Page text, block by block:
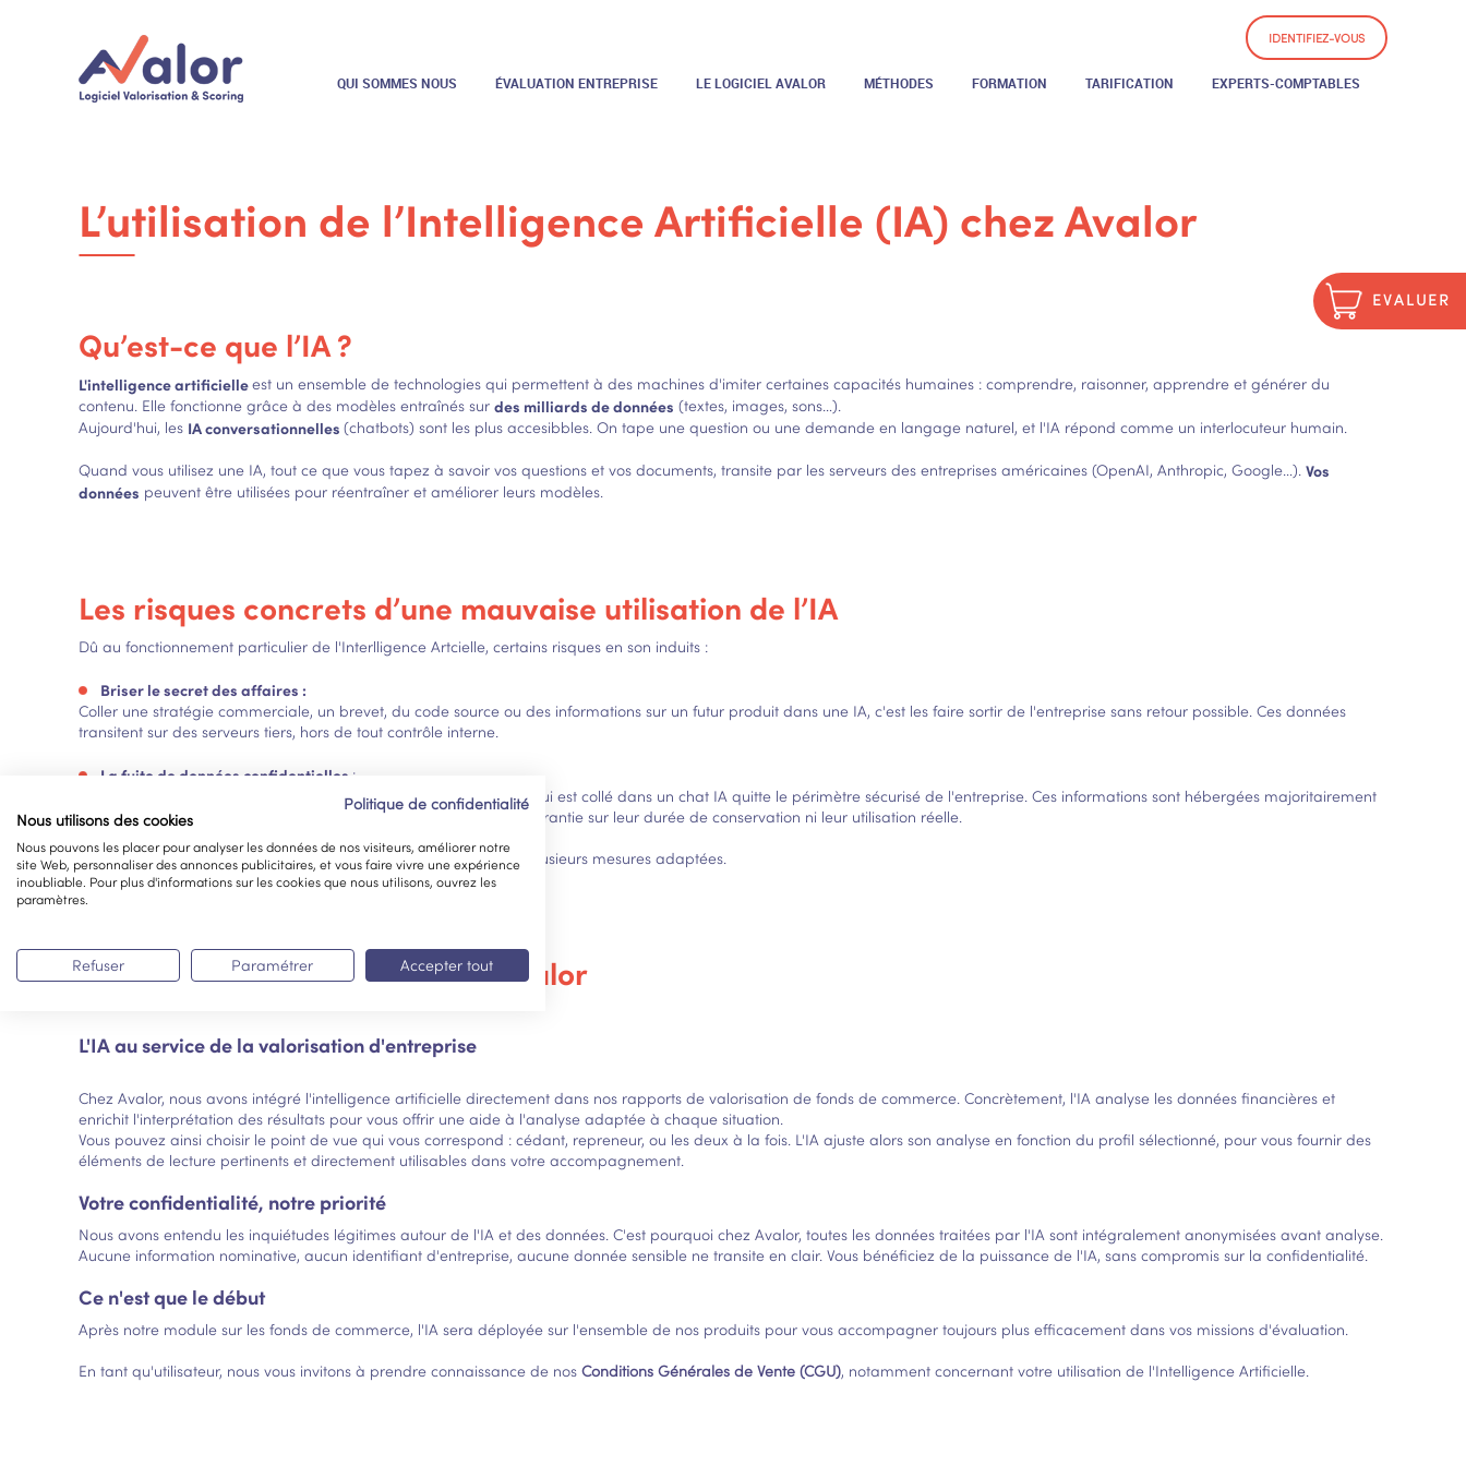
QUI SOMMES NOUS ÉVALUATION ENTREPRISE LE LOGICIEL AVALOR MÉTHODES FORMATION TARIFICATION EXPERTS-COMPTABLES
IDENTIFIEZ-VOUS
EVALUER
L’utilisation de l’Intelligence Artificielle (IA) chez Avalor
Qu’est-ce que l’IA ?
L'intelligence artificielleest un ensemble de technologies qui permettent à des machines d'imiter certaines capacités humaines : comprendre, raisonner, apprendre et générer du
contenu. Elle fonctionne grâce à des modèles entraînés sur des milliards de données (textes, images, sons…).
Aujourd'hui, les IA conversationnelles (chatbots) sont les plus accesibbles. On tape une question ou une demande en langage naturel, et l'IA répond comme un interlocuteur humain.
Quand vous utilisez une IA, tout ce que vous tapez à savoir vos questions et vos documents, transite par les serveurs des entreprises américaines (OpenAI, Anthropic, Google…). Vos
données peuvent être utilisées pour réentraîner et améliorer leurs modèles.
Les risques concrets d’une mauvaise utilisation de l’IA
Dû au fonctionnement particulier de l'Interlligence Artcielle, certains risques en son induits :
Briser le secret des affaires :
Coller une stratégie commerciale, un brevet, du code source ou des informations sur un futur produit dans une IA, c'est les faire sortir de l'entreprise sans retour possible. Ces données
transitent sur des serveurs tiers, hors de tout contrôle interne.
La fuite de données confidentielles :
Noms de clients, contrats, bilans financiers, données RH… tout ce qui est collé dans un chat IA quitte le périmètre sécurisé de l'entreprise. Ces informations sont hébergées majoritairement
aux États-Unis, hors du cadre juridique européen (RGPD), sans garantie sur leur durée de conservation ni leur utilisation réelle.
Pour éviter ces risques tout en utilisant l'IA, Avalor met en place plusieurs mesures adaptées.
L’Intelligence Artificielle chez Avalor
L'IA au service de la valorisation d'entreprise
Chez Avalor, nous avons intégré l'intelligence artificielle directement dans nos rapports de valorisation de fonds de commerce. Concrètement, l'IA analyse les données financières et
enrichit l'interprétation des résultats pour vous offrir une aide à l'analyse adaptée à chaque situation.
Vous pouvez ainsi choisir le point de vue qui vous correspond : cédant, repreneur, ou les deux à la fois. L'IA ajuste alors son analyse en fonction du profil sélectionné, pour vous fournir des
éléments de lecture pertinents et directement utilisables dans votre accompagnement.
Votre confidentialité, notre priorité
Nous avons entendu les inquiétudes légitimes autour de l'IA et des données. C'est pourquoi chez Avalor, toutes les données traitées par l'IA sont intégralement anonymisées avant analyse.
Aucune information nominative, aucun identifiant d'entreprise, aucune donnée sensible ne transite en clair. Vous bénéficiez de la puissance de l'IA, sans compromis sur la confidentialité.
Ce n'est que le début
Après notre module sur les fonds de commerce, l'IA sera déployée sur l'ensemble de nos produits pour vous accompagner toujours plus efficacement dans vos missions d'évaluation.
En tant qu'utilisateur, nous vous invitons à prendre connaissance de nos Conditions Générales de Vente (CGU), notamment concernant votre utilisation de l'Intelligence Artificielle.
Politique de confidentialité
Nous utilisons des cookies
Nous pouvons les placer pour analyser les données de nos visiteurs, améliorer notre
site Web, personnaliser des annonces publicitaires, et vous faire vivre une expérience
inoubliable. Pour plus d'informations sur les cookies que nous utilisons, ouvrez les
paramètres.
Refuser Paramétrer Accepter tout